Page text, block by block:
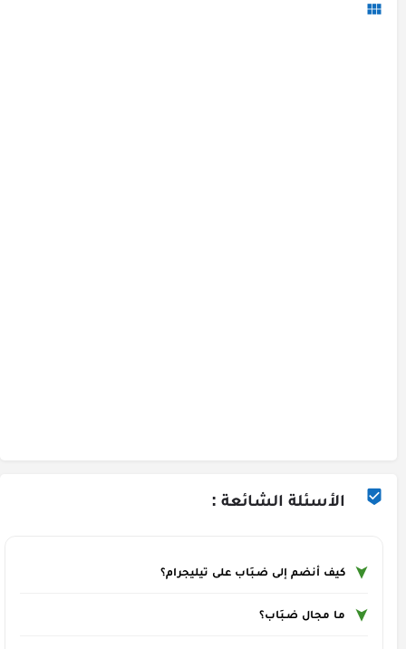
الأسئلة الشائعة :
كيف أنضم إلى ضـبَاب على تيليجرام؟
ما مجال ضـبَاب؟